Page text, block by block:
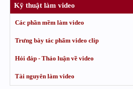
Kỹ thuật làm video
Các phần mềm làm video
Trưng bày tác phẩm video clip
Hỏi đáp - Thảo luận về video
Tài nguyên làm video